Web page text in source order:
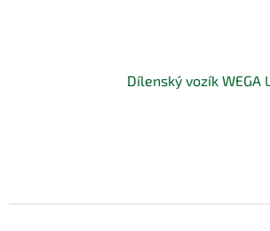
Dílenský vozík WEGA L